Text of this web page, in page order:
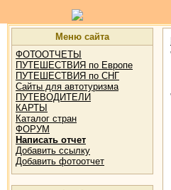
Меню сайта
ФОТООТЧЕТЫ
ПУТЕШЕСТВИЯ по Европе
ПУТЕШЕСТВИЯ по СНГ
Сайты для автотуризма
ПУТЕВОДИТЕЛИ
КАРТЫ
Каталог стран
ФОРУМ
Написать отчет
Добавить ссылку
Добавить фотоотчет